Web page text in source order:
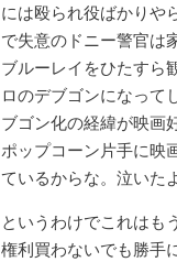
には殴られ役ばかりや
で失意のドニー警官は
ブルーレイをひたすら
ロのデブゴンになって
ブゴン化の経緯が映画
ポップコーン片手に映
ているからな。泣いた
というわけでこれはも
権利買わないでも勝手